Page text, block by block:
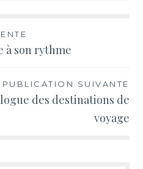
à son rythme
PUBLICATION SUIVANTE
des destinations de
voyage